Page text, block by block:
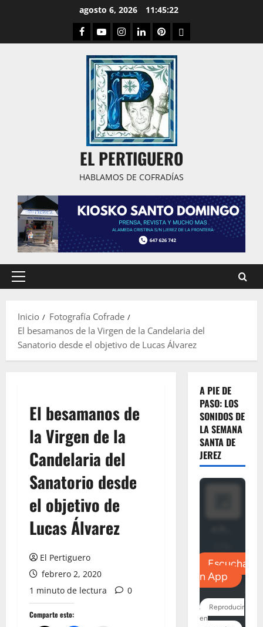
agosto 6, 2026 11:45:23
Facebook
YoutubeInstagram
LinkedPinterestDribbble
EL PERTIGUERO
HABLAMOS DE COFRADÍAS
Menú
Inicio
Fotografía Cofrade
El besamanos de la Virgen de la Candelaria del
Sanatorio desde el objetivo de Lucas Álvarez
El besamanos de
la Virgen de la
Candelaria del
Sanatorio desde
el objetivo de
Lucas Álvarez
El Pertiguero
febrero 2, 2020
1 minuto de lectura
0
Comparte esto:
A PIE DE
PASO: LOS
SONIDOS DE
LA SEMANA
SANTA DE
JEREZ